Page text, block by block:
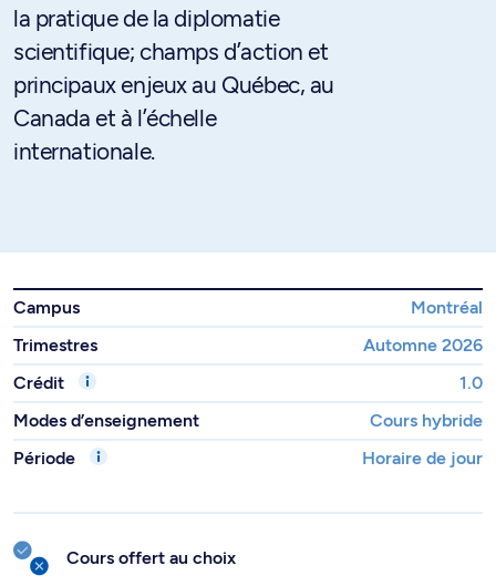
la pratique de la diplomatie
scientifique; champs d’action et
principaux enjeux au Québec, au
Canada et à l’échelle
internationale.
Campus
Montréal
Trimestres
Automne 2026
Crédit
1.0
Modes d’enseignement
Cours hybride
Période
Horaire de jour
Cours offert au choix